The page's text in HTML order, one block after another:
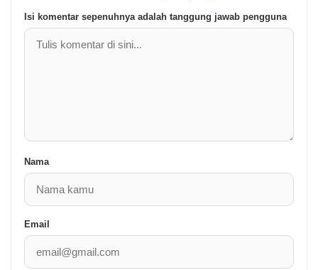
Isi komentar sepenuhnya adalah tanggung jawab pengguna
Nama
Email